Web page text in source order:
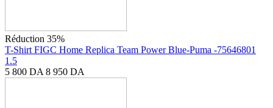
Réduction 35%
T-Shirt FIGC Home Replica Team Power Blue-Puma -75646801
1.5
5 800 DA 8 950 DA